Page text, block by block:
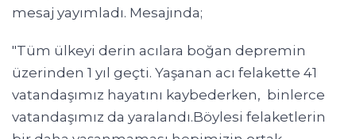
mesaj yayımladı. Mesajında;
"Tüm ülkeyi derin acılara boğan depremin
üzerinden 1 yıl geçti. Yaşanan acı felakette 41
vatandaşımız hayatını kaybederken, binlerce
vatandaşımız da yaralandı.Böylesi felaketlerin